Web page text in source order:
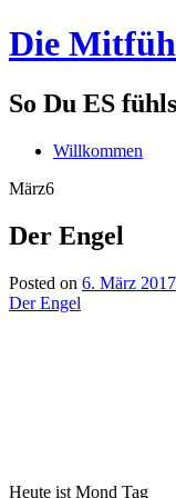
Die
So Du ES
Willkommen
März6
Der Engel
Posted on 6. März 2017
Der Engel
Heute ist Mond Tag